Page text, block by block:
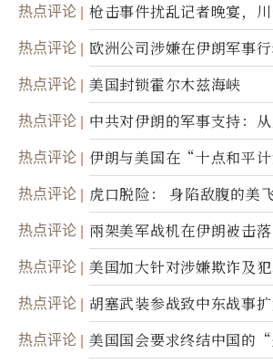
热点评论
枪击事件扰乱记者晚宴，
职责
热点评论
欧洲公司涉嫌在伊朗军事
美军基地的卫星图像
热点评论 美国封锁霍尔木兹海峡
热点评论
中共对伊朗的军事支持：
接技术转让
热点评论 伊朗与美国在“十点和平
热点评论 虎口脱险： 身陷敌腹的美
热点评论
兩架美军战机在伊朗被击
踪
热点评论
美国加大针对涉嫌欺诈及
民权力度
热点评论
胡塞武装参战致中东战事
面入侵的可能性
热点评论 美国国会要求终结中国的